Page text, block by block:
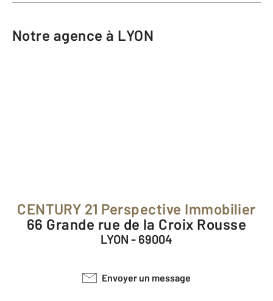
Notre agence à LYON
CENTURY 21 Perspective Immobilier
66 Grande rue de la Croix Rousse
LYON - 69004
Envoyer un message